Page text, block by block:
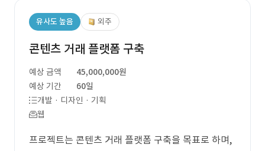
유사도 높음 외주
콘텐츠 거래 플랫폼 구축
예상 금액
45,000,000원
예상 기간
60일
개발 · 디자인 · 기획
웹
프로젝트는 콘텐츠 거래 플랫폼 구축을 목표로 하며,